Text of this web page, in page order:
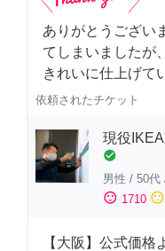
ありがとうござい
てしまいましたが
きれいに仕上げて
依頼されたチケット
現役
check_circle
男性 / 50代
sentiment_satisfied 1710 sentiment_neutral
【大阪】公式価格